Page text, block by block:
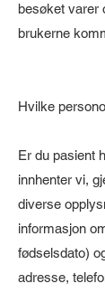
besøket varer
brukerne
Hvilke
Er du pasient
innhenter vi,
diverse
informasjon
fødselsdato)
adresse,